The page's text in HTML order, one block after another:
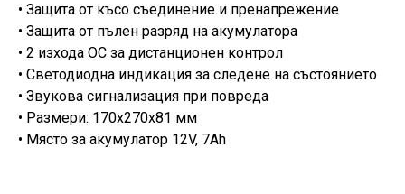
• Защита от късо съединение и пренапрежение
• Защита от пълен разряд на акумулатора
• 2 изхода ОС за дистанционен контрол
• Светодиодна индикация за следене на състоянието
• Звукова сигнализация при повреда
• Размери: 170x270x81 мм
• Място за акумулатор 12V, 7Ah